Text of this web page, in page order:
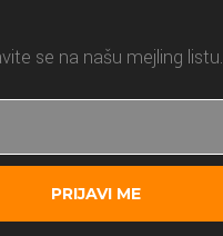
se na našu mejling listu.
PRIJAVI ME